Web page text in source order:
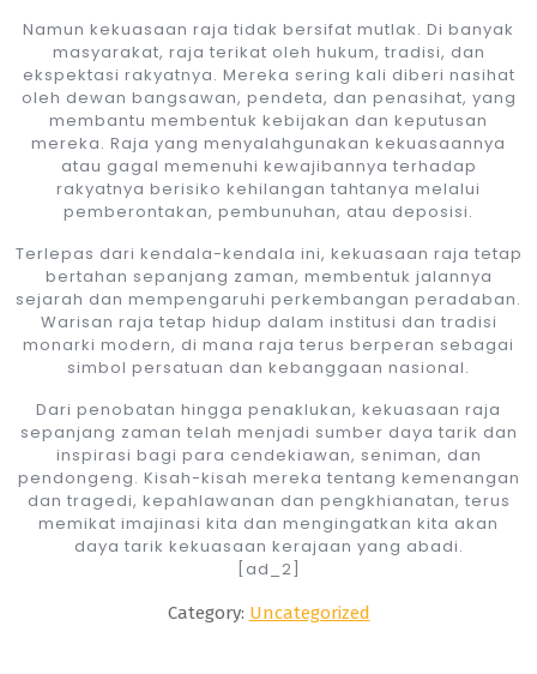
Namun kekuasaan raja tidak bersifat mutlak. Di banyak
masyarakat, raja terikat oleh hukum, tradisi, dan
ekspektasi rakyatnya. Mereka sering kali diberi nasihat
oleh dewan bangsawan, pendeta, dan penasihat, yang
membantu membentuk kebijakan dan keputusan
mereka. Raja yang menyalahgunakan kekuasaannya
atau gagal memenuhi kewajibannya terhadap
rakyatnya berisiko kehilangan tahtanya melalui
pemberontakan, pembunuhan, atau deposisi.
Terlepas dari kendala-kendala ini, kekuasaan raja tetap
bertahan sepanjang zaman, membentuk jalannya
sejarah dan mempengaruhi perkembangan peradaban.
Warisan raja tetap hidup dalam institusi dan tradisi
monarki modern, di mana raja terus berperan sebagai
simbol persatuan dan kebanggaan nasional.
Dari penobatan hingga penaklukan, kekuasaan raja
sepanjang zaman telah menjadi sumber daya tarik dan
inspirasi bagi para cendekiawan, seniman, dan
pendongeng. Kisah-kisah mereka tentang kemenangan
dan tragedi, kepahlawanan dan pengkhianatan, terus
memikat imajinasi kita dan mengingatkan kita akan
daya tarik kekuasaan kerajaan yang abadi.
[ad_2]
Category: Uncategorized